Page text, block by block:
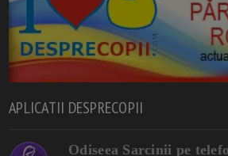
APLICATII DESPRECOPII
Odiseea Sarcinii pe